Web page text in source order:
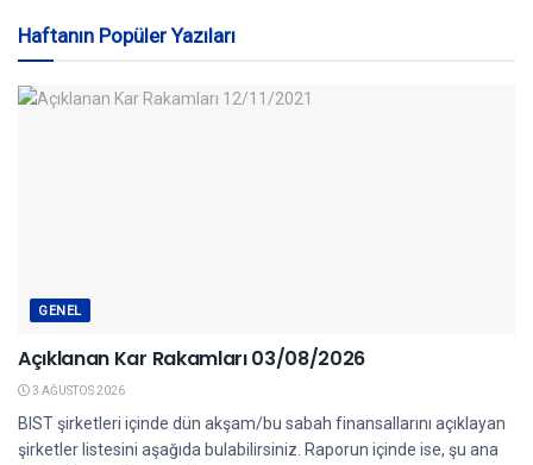
Haftanın Popüler Yazıları
GENEL
Açıklanan Kar Rakamları 03/08/2026
3 AĞUSTOS 2026
BIST şirketleri içinde dün akşam/bu sabah finansallarını açıklayan
şirketler listesini aşağıda bulabilirsiniz. Raporun içinde ise, şu ana